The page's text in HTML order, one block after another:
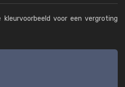
kleurvoorbeeld voor een vergroting